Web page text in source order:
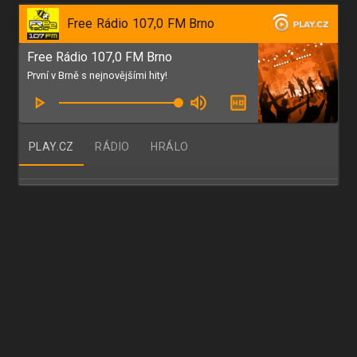
Free Rádio 107,0 FM Brno
Free Rádio 107,0 FM Brno
První v Brně s nejnovějšími hity!
PLAY.CZ RÁDIO HRÁLO